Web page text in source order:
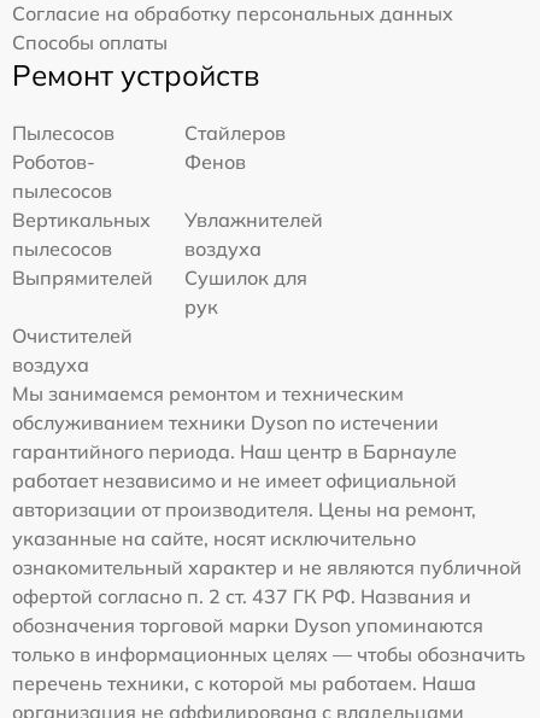
Согласие на обработку персональных данных
Способы оплаты
Ремонт устройств
Пылесосов
Стайлеров
Роботов-
пылесосов
Фенов
Вертикальных
пылесосов
Увлажнителей
воздуха
Выпрямителей
Сушилок для
рук
Очистителей
воздуха
Мы занимаемся ремонтом и техническим
обслуживанием техники Dyson по истечении
гарантийного периода. Наш центр в Барнауле
работает независимо и не имеет официальной
авторизации от производителя. Цены на ремонт,
указанные на сайте, носят исключительно
ознакомительный характер и не являются публичной
офертой согласно п. 2 ст. 437 ГК РФ. Названия и
обозначения торговой марки Dyson упоминаются
только в информационных целях — чтобы обозначить
перечень техники, с которой мы работаем. Наша
организация не аффилирована с владельцами